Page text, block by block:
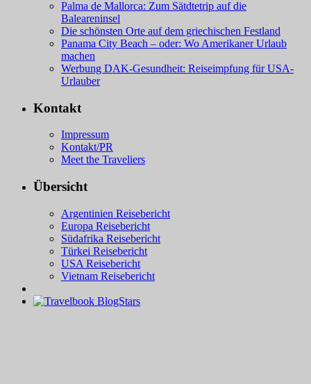
Palma de Mallorca: Zum Sätdtetrip auf die
Baleareninsel
Die schönsten Orte auf dem griechischen Festland
Panama City Beach – oder: Wo Amerikaner Urlaub
machen
Werbung DAK-Gesundheit: Reiseimpfung für USA-
Urlauber
Kontakt
Impressum
Kontakt/PR
Meet the Traveliers
Übersicht
Argentinien Reisebericht
Europa Reisebericht
Südafrika Reisebericht
Türkei Reisebericht
USA Reisebericht
Vietnam Reisebericht